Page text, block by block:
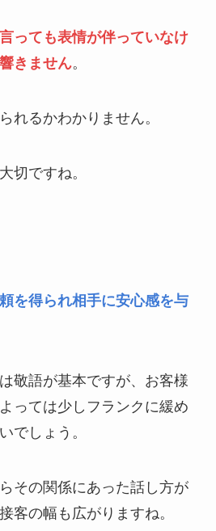
っても表情が伴っていなけ
きません。
れるかわかりません。
切ですね。
を得られ相手に安心感を与
敬語が基本ですが、お客様
っては少しフランクに緩め
でしょう。
その関係にあった話し方が
客の幅も広がりますね。